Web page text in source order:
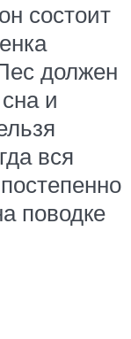
состоит
должен
и
вся
поводке